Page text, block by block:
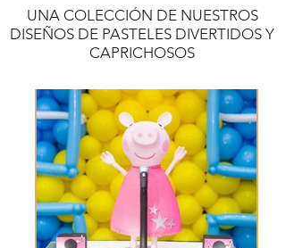
UNA COLECCIÓN DE NUESTROS
DISEÑOS DE PASTELES DIVERTIDOS Y
CAPRICHOSOS